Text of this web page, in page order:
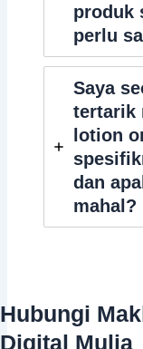
produk
perlu
Saya
tertarik
lotion
dan
mahal?
Hubungi
Digital Mulia